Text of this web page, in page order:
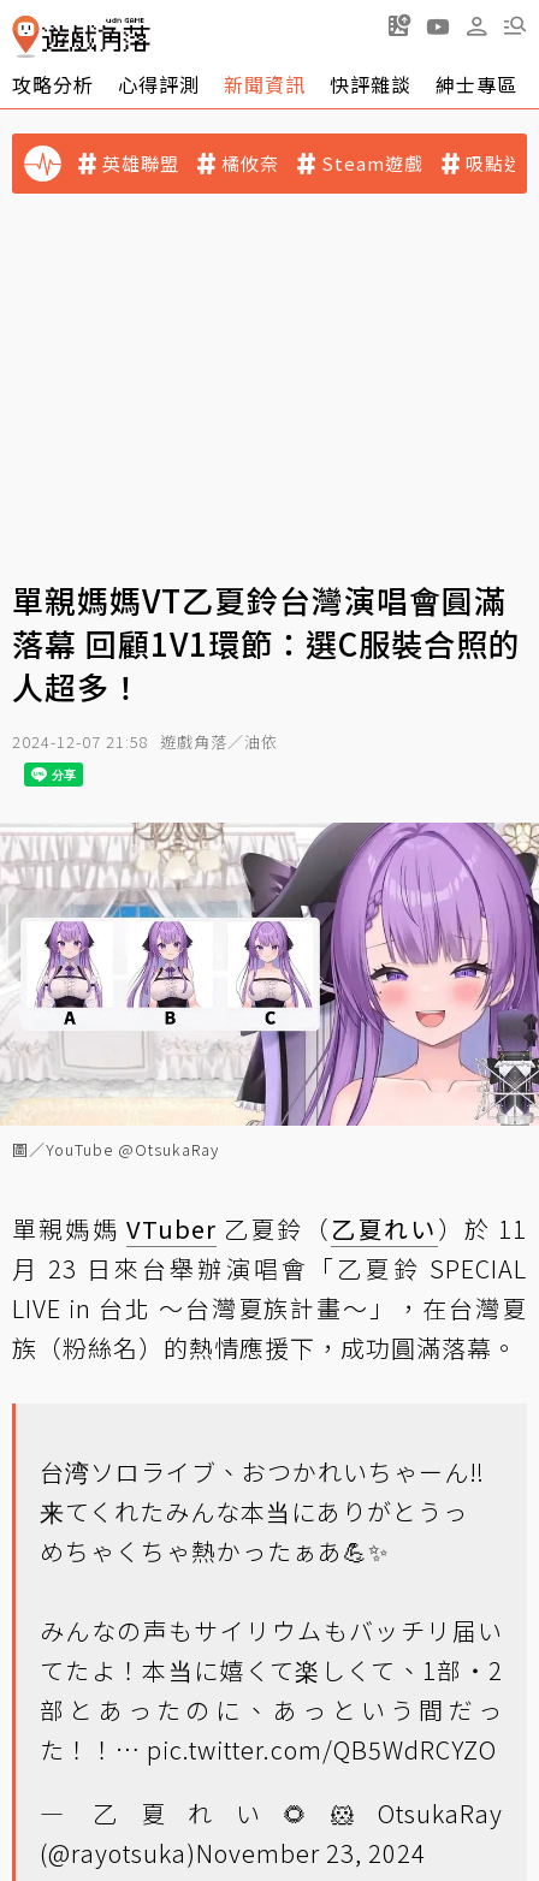
攻略分析 心得評測 新聞資訊 快評雜談 紳士專區
英雄聯盟 橘攸奈 Steam遊戲 吸點迷
單親媽媽VT乙夏鈴台灣演唱會圓滿
落幕 回顧1V1環節：選C服裝合照的
人超多！
2024-12-07 21:58 遊戲角落／油依
圖／YouTube @OtsukaRay
單親媽媽 VTuber 乙夏鈴（乙夏れい）於 11
月 23 日來台舉辦演唱會「乙夏鈴 SPECIAL
LIVE in 台北 ～台灣夏族計畫～」，在台灣夏
族（粉絲名）的熱情應援下，成功圓滿落幕。
台湾ソロライブ、おつかれいちゃーん‼️
来てくれたみんな本当にありがとうっ
めちゃくちゃ熱かったぁあ💪✨
みんなの声もサイリウムもバッチリ届い
てたよ！本当に嬉くて楽しくて、1部・2
部とあったのに、あっという間だっ
た！！… pic.twitter.com/QB5WdRCYZO
— 乙夏れい🌻🐹OtsukaRay
(@rayotsuka)November 23, 2024